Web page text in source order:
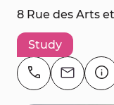
8 Rue des Arts
Study